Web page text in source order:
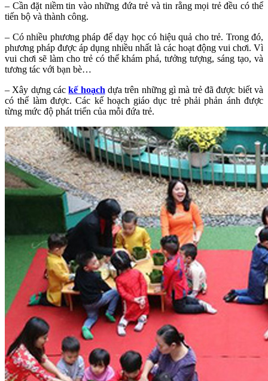
– Cần đặt niềm tin vào những đứa trẻ và tin rằng mọi trẻ đều có thể
tiến bộ và thành công.
– Có nhiều phương pháp để dạy học có hiệu quả cho trẻ. Trong đó,
phương pháp được áp dụng nhiều nhất là các hoạt động vui chơi. Vì
vui chơi sẽ làm cho trẻ có thể khám phá, tưởng tượng, sáng tạo, và
tương tác với bạn bè…
– Xây dựng cáckế hoạchdựa trên những gì mà trẻ đã được biết và
có thể làm được. Các kế hoạch giáo dục trẻ phải phản ánh được
từng mức độ phát triển của mỗi đứa trẻ.